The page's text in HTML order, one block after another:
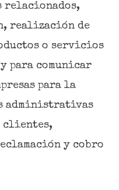
relacionados,
realización de
o servicios
para comunicar
para la
administrativas
clientes,
y cobro